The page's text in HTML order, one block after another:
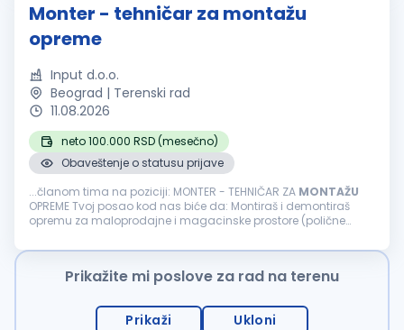
Monter - tehničar za montažu
opreme
Input d.o.o.
Beograd | Terenski rad
11.08.2026
neto 100.000 RSD (mesečno)
Obaveštenje o statusu prijave
...članom tima na poziciji: MONTER - TEHNIČAR ZA MONTAŽU
OPREME Tvoj posao kod nas biće da: Montiraš i demontiraš
opremu za maloprodajne i magacinske prostore (polične
Učestvuješ u pripremi...
Prikažite mi poslove za rad na terenu
Prikaži Ukloni